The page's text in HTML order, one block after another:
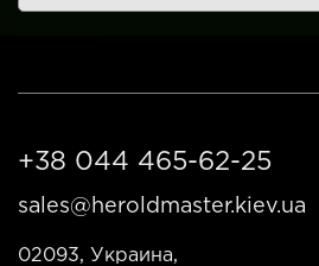
+38 044 465-62-25
sales@heroldmaster.kiev.ua
02093, Украина,